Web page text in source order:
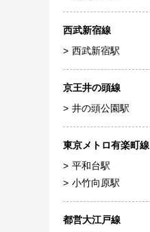
西武新宿線
西武新宿駅
京王井の頭線
井の頭公園駅
東京メトロ有楽町線
平和台駅
小竹向原駅
都営大江戸線